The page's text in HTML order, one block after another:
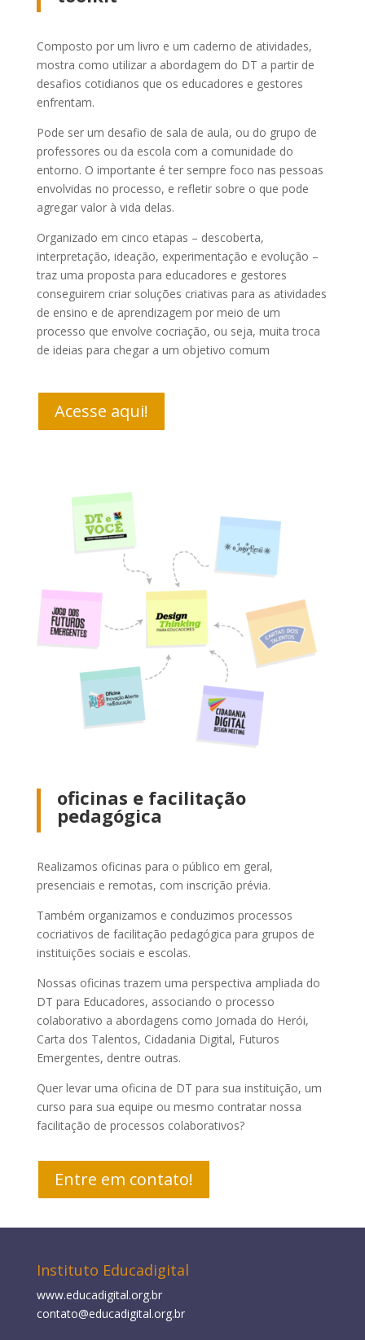
Composto por um livro e um caderno de atividades,
mostra como utilizar a abordagem do DT a partir de
desafios cotidianos que os educadores e gestores
enfrentam.
Pode ser um desafio de sala de aula, ou do grupo de
professores ou da escola com a comunidade do
entorno. O importante é ter sempre foco nas pessoas
envolvidas no processo, e refletir sobre o que pode
agregar valor à vida delas.
Organizado em cinco etapas – descoberta,
interpretação, ideação, experimentação e evolução –
traz uma proposta para educadores e gestores
conseguirem criar soluções criativas para as atividades
de ensino e de aprendizagem por meio de um
processo que envolve cocriação, ou seja, muita troca
de ideias para chegar a um objetivo comum
Acesse aqui!
oficinas e facilitação
pedagógica
Realizamos oficinas para o público em geral,
presenciais e remotas, com inscrição prévia.
Também organizamos e conduzimos processos
cocriativos de facilitação pedagógica para grupos de
instituições sociais e escolas.
Nossas oficinas trazem uma perspectiva ampliada do
DT para Educadores, associando o processo
colaborativo a abordagens como Jornada do Herói,
Carta dos Talentos, Cidadania Digital, Futuros
Emergentes, dentre outras.
Quer levar uma oficina de DT para sua instituição, um
curso para sua equipe ou mesmo contratar nossa
facilitação de processos colaborativos?
Entre em contato!
Instituto Educadigital
www.educadigital.org.br
contato@educadigital.org.br